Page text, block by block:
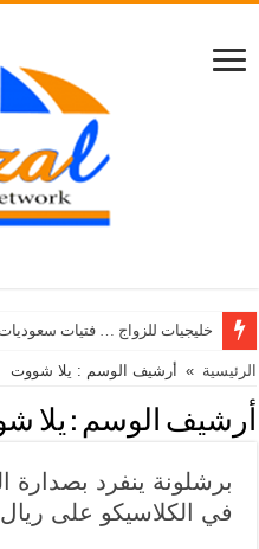
خليجيات للزواج … فتيات
الرئيسية » أرشيف الوسم : يلا شووت
أرشيف الوسم : يلا
برشلونة ينفرد بصدارة
في الكلاسيكو على